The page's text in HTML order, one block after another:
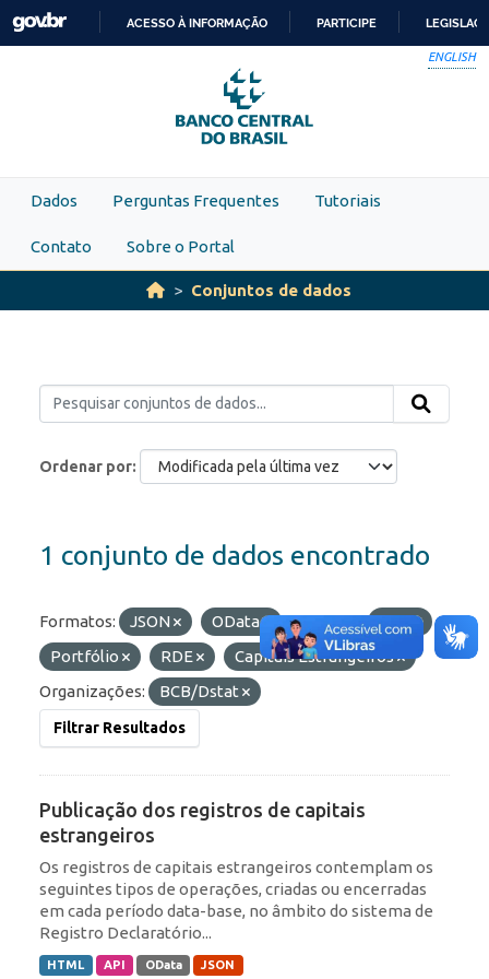
Skip to main content
PARA
O
CONTEÚDO
ACESSO À INFORMAÇÃO PARTICIPE
ENGLISH
Dados Perguntas Frequentes Tutoriais
Contato Sobre o Portal
Conjuntos de dados
Ordenar por
1 conjunto de dados encontrado
Formatos: JSON OData Etiquetas:
ROF
Portfólio
RDE
Capitais Estrangeiros
Organizações:
BCB/Dstat
Filtrar Resultados
Publicação dos registros de capitais
estrangeiros
Os registros de capitais estrangeiros contemplam os
seguintes tipos de operações, criadas ou encerradas
em cada período data-base, no âmbito do sistema de
Registro Declaratório...
HTML API OData JSON